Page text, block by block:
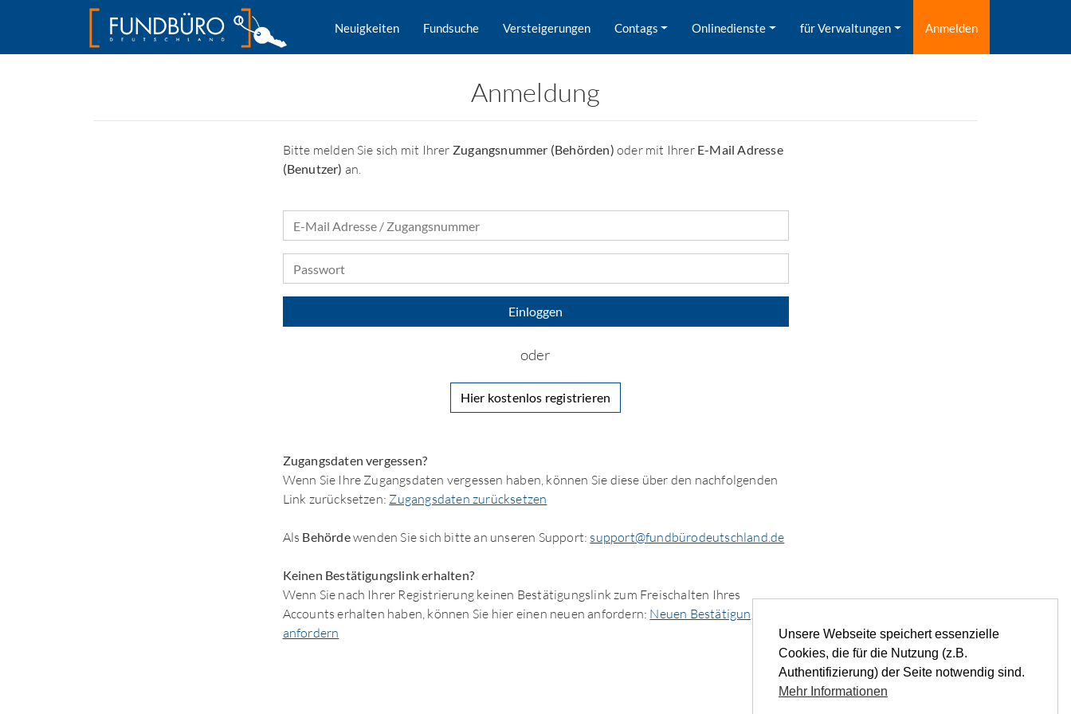
Unsere Webseite speichert essenzielle
Cookies, die für die Nutzung (z.B.
Authentifizierung) der Seite notwendig sind.
Mehr Informationen
Neuigkeiten Fundsuche Versteigerungen Contags Onlinedienste für Verwaltungen Anmelden
Anmeldung
Bitte melden Sie sich mit Ihrer Zugangsnummer (Behörden) oder mit Ihrer E-Mail Adresse
(Benutzer) an.
oder
Hier kostenlos registrieren
Zugangsdaten vergessen?
Wenn Sie Ihre Zugangsdaten vergessen haben, können Sie diese über den nachfolgenden
Link zurücksetzen: Zugangsdaten zurücksetzen
Als Behördewenden Sie sich bitte an unseren Support: support@fundbürodeutschland.de
Keinen Bestätigungslink erhalten?
Wenn Sie nach Ihrer Registrierung keinen Bestätigungslink zum Freischalten Ihres
Accounts erhalten haben, können Sie hier einen neuen anfordern: Neuen Bestätigungslink
anfordern